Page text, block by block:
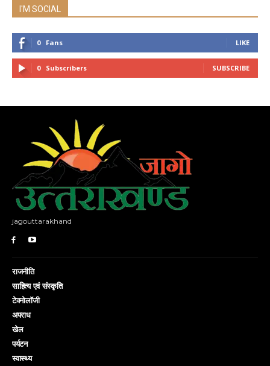
I'M SOCIAL
0 Fans LIKE
0 Subscribers SUBSCRIBE
jagouttarakhand
राजनीति
साहित्य एवं संस्कृति
टेक्नोलॉजी
अपराध
खेल
पर्यटन
स्वास्थ्य